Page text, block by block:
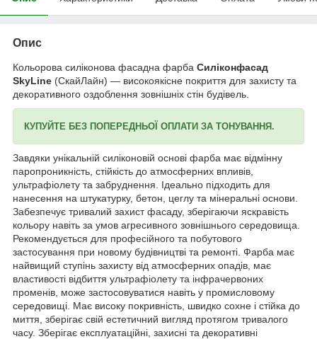
Опис
Кольорова силіконова фасадна фарба Силіконфасад
SkyLine (СкайЛайн) — високоякісне покриття для захисту та
декоративного оздоблення зовнішніх стін будівель.
КУПУЙТЕ БЕЗ ПОПЕРЕДНЬОЇ ОПЛАТИ ЗА ТОНУВАННЯ.
Завдяки унікальній силіконовій основі фарба має відмінну
паропроникність, стійкість до атмосферних впливів,
ультрафіолету та забруднення. Ідеально підходить для
нанесення на штукатурку, бетон, цеглу та мінеральні основи.
Забезпечує тривалий захист фасаду, зберігаючи яскравість
кольору навіть за умов агресивного зовнішнього середовища.
Рекомендується для професійного та побутового
застосування при новому будівництві та ремонті. Фарба має
найвищий ступінь захисту від атмосферних опадів, має
властивості відбиття ультрафіолету та інфрачервоних
променів, може застосовуватися навіть у промисловому
середовищі. Має високу покривність, швидко сохне і стійка до
миття, зберігає свій естетичний вигляд протягом тривалого
часу. Зберігає експлуатаційні, захисні та декоративні